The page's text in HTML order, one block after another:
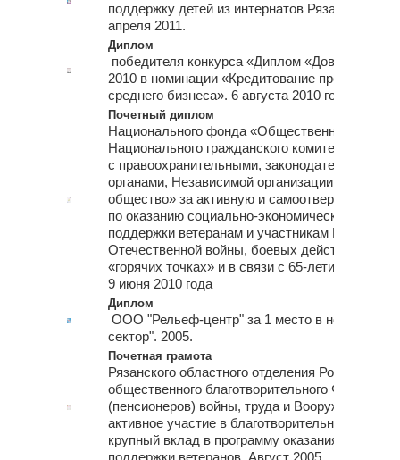
поддержку детей из интернатов Рязанской
апреля 2011.
Диплом
победителя конкурса «Диплом «Доверия
2010 в номинации «Кредитование
среднего бизнеса». 6 августа 2010 года.
Почетный диплом
Национального фонда «Общественное
Национального гражданского комитета по
с правоохранительными, законодательными и
органами, Независимой организации
общество» за активную и самоотверженную
по оказанию социально-экономической и
поддержки ветеранам и участникам Великой
Отечественной войны, боевых действий и
«горячих точках» и в связи с 65-летием
9 июня 2010 года
Диплом
ООО "Рельеф-центр" за 1 место в номинации
сектор". 2005.
Почетная грамота
Рязанского областного отделения Российского
общественного благотворительного Фонда
(пенсионеров) войны, труда и Вооруженных
активное участие в благотворительной
крупный вклад в программу оказания
поддержки ветеранов. Август 2005.